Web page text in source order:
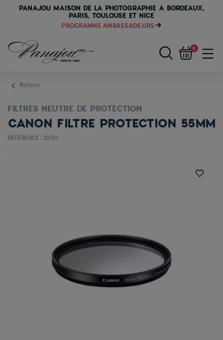
PANAJOU MAISON DE LA PHOTOGRAPHIE A BORDEAUX,
PARIS, TOULOUSE ET NICE
PROGRAMME AMBASSADEURS
PAYER VOTRE MATÉRIEL JUSQU'EN 84 FOIS
0
chevron_left Retour
FILTRES NEUTRE DE PROTECTION
CANON FILTRE PROTECTION 55MM
RÉFÉRENCE : 20797
favorite_border